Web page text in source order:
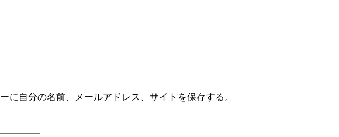
に自分の名前、メールアドレス、サイトを保存する。